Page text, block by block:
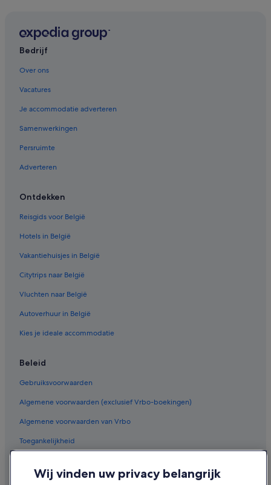
Lhbtq-Vriendelijke in Gent
Luxe in Gent
B&B in Oost-Vlaanderen
Hotels met fitnessruimte in Gent
Hotels in de buurt van Achtersikkel
Familie in Gent
Pensions in Gent
Hotels in de buurt van Aula van de Universiteit
Romantische in Gent Centrum
Hostels in Station Gent-Sint-Pieters
Hotels met gratis ontbijt in Gent Centrum
B&B in Gent
Residenties in Gent
Chalets in Gent
Hotels met zwembad in Gent Centrum
Appartementen in Station Gent-Sint-Pieters
Hotels in de buurt van Stadhuis van Gent
Herbergen in Gent
Bedrijf
Over ons
Vacatures
Je accommodatie adverteren
Samenwerkingen
Persruimte
Adverteren
Ontdekken
Reisgids voor België
Hotels in België
Vakantiehuisjes in België
Citytrips naar België
Vluchten naar België
Autoverhuur in België
Kies je ideale accommodatie
Beleid
Gebruiksvoorwaarden
Algemene voorwaarden (exclusief Vrbo-boekingen)
Algemene voorwaarden van Vrbo
Toegankelijkheid
CookiesWij vinden uw privacy belangrijk